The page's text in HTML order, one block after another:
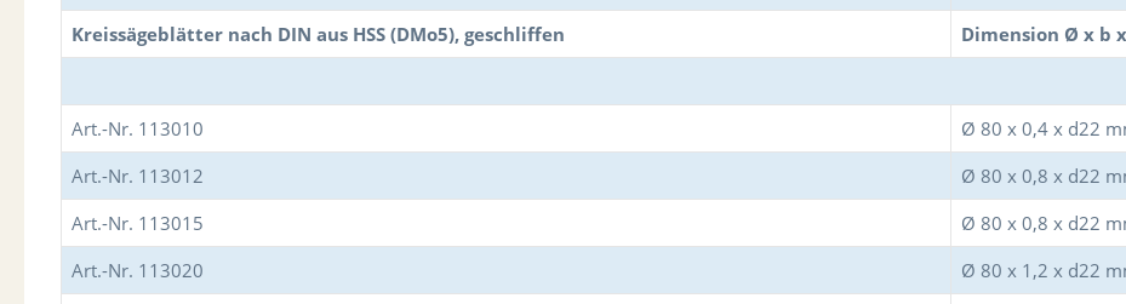
Kreissägeblätter nach DIN aus HSS (DMo5), geschliffen
Dimension Ø x b
Art.-Nr. 113010 Ø 80 x 0,4 x d22
Art.-Nr. 113012
Ø 80 x 0,8 x d22
Art.-Nr. 113015
Ø 80 x 0,8 x d22
Art.-Nr. 113020
Ø 80 x 1,2 x d22